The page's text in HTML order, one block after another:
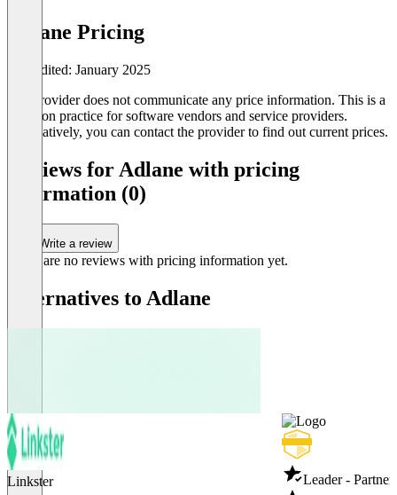
Adlane Pricing
Last edited: January 2025
The provider does not communicate any price information. This is a
common practice for software vendors and service providers.
Alternatively, you can contact the provider to find out current prices.
Reviews for Adlane with pricing
information (0)
Write a review
There are no reviews with pricing information yet.
Alternatives to Adlane
Linkster Leader -